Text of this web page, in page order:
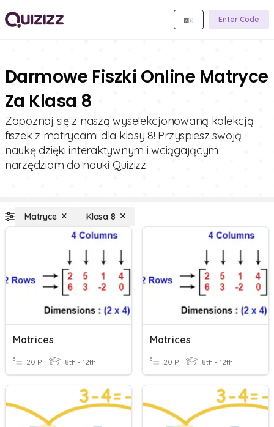
Enter Code
Darmowe Fiszki Online Matryce
Za Klasa 8
Zapoznaj się z naszą wyselekcjonowaną kolekcją
fiszek z matrycami dla klasy 8! Przyspiesz swoją
naukę dzięki interaktywnym i wciągającym
narzędziom do nauki Quizizz.
Matryce Klasa 8
Matrices
20 P 8th - 12th
Matrices
20 P 8th - 12th